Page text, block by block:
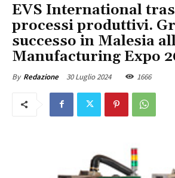
EVS International
processi produttivi.
successo in Malesia
Manufacturing Expo
By Redazione 30 Luglio 2024 1666